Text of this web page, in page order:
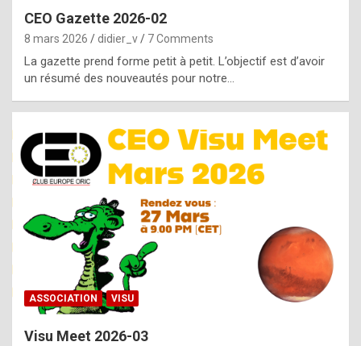
g
e
n
u
i
n
e
R
o
CEO Gazette 2026-02
8 mars 2026 didier_v 7 Comments
La gazette prend forme petit à petit. L’objectif est d’avoir
un résumé des nouveautés pour notre…
ASSOCIATION VISU
Visu Meet 2026-03